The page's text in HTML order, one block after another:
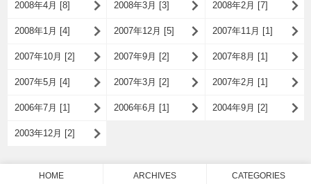
2008年4月 [8] 2008年3月 [3] 2008年2月 [7]
2008年1月 [4] 2007年12月 [5] 2007年11月 [1]
2007年10月 [2] 2007年9月 [2] 2007年8月 [1]
2007年5月 [4] 2007年3月 [2] 2007年2月 [1]
2006年7月 [1] 2006年6月 [1] 2004年9月 [2]
2003年12月 [2]
HOME ARCHIVES CATEGORIES